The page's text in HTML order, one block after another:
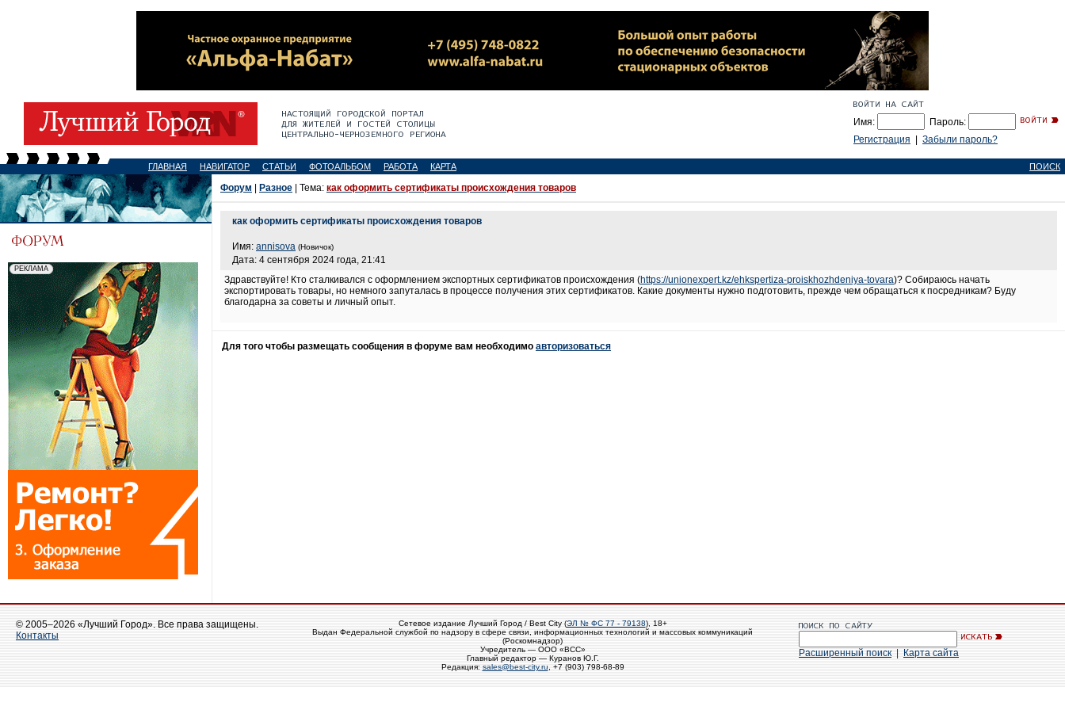
Имя:
Пароль:
Регистрация
Забыли пароль?
ГЛАВНАЯ НАВИГАТОР СТАТЬИ ФОТОАЛЬБОМ РАБОТА КАРТА ПОИСК
Форум Разное | Тема: как оформить сертификаты происхождения товаров
как оформить сертификаты происхождения товаров
Имя: annisova (Новичок)
Дата: 4 сентября 2024 года, 21:41
Здравствуйте! Кто сталкивался с оформлением экспортных сертификатов происхождения (https://unionexpert.kz/ehkspertiza-proiskhozhdeniya-tovara)? Собираюсь начать
экспортировать товары, но немного запуталась в процессе получения этих сертификатов. Какие документы нужно подготовить, прежде чем обращаться к посредникам? Буду
благодарна за советы и личный опыт.
Для того чтобы размещать сообщения в форуме вам необходимо авторизоваться
© 2005–2026 «Лучший Город». Все права защищены.
Контакты
Сетевое издание Лучший Город / Best City (ЭЛ № ФС 77 - 79138), 18+
Выдан Федеральной службой по надзору в сфере связи, информационных технологий и массовых коммуникаций
(Роскомнадзор)
Учредитель — ООО «ВСС»
Главный редактор — Куранов Ю.Г.
Редакция: sales@best-city.ru , +7 (903) 798-68-89
Расширенный поиск Карта сайта